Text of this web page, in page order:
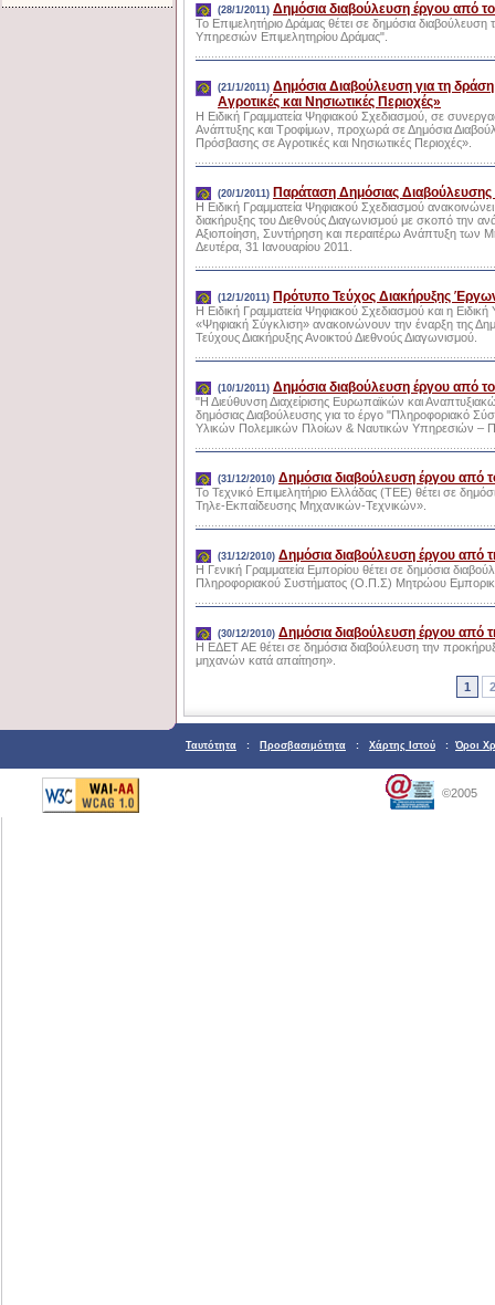
(28/1/2011) Δημόσια διαβούλευση έργου από
Το Επιμελητήριο Δράμας θέτει σε δημόσια
Υπηρεσιών Επιμελητηρίου Δράμας".
(21/1/2011) Δημόσια Διαβούλευση για τη
Αγροτικές και Νησιωτικές Περιοχές»
Η Ειδική Γραμματεία Ψηφιακού Σχεδιασμού, σε
Ανάπτυξης και Τροφίμων, προχωρά σε Δημόσια
Πρόσβασης σε Αγροτικές και Νησιωτικές Περιοχές».
(20/1/2011) Παράταση Δημόσιας
Η Ειδική Γραμματεία Ψηφιακού Σχεδιασμού
διακήρυξης του Διεθνούς Διαγωνισμού με σκοπό την
Αξιοποίηση, Συντήρηση και περαιτέρω Ανάπτυξη των
Δευτέρα, 31 Ιανουαρίου 2011.
(12/1/2011) Πρότυπο Τεύχος Διακήρυξης
Η Ειδική Γραμματεία Ψηφιακού Σχεδιασμού και η
«Ψηφιακή Σύγκλιση» ανακοινώνουν την έναρξη της
Τεύχους Διακήρυξης Ανοικτού Διεθνούς Διαγωνισμού.
(10/1/2011) Δημόσια διαβούλευση έργου από
"Η Διεύθυνση Διαχείρισης Ευρωπαϊκών και
δημόσιας Διαβούλευσης για το έργο "Πληροφοριακό
Υλικών Πολεμικών Πλοίων & Ναυτικών Υπηρεσιών –
(31/12/2010) Δημόσια διαβούλευση έργου από
Το Τεχνικό Επιμελητήριο Ελλάδας (ΤΕΕ) θέτει σε
Τηλε-Εκπαίδευσης Μηχανικών-Τεχνικών».
(31/12/2010) Δημόσια διαβούλευση έργου από
Η Γενική Γραμματεία Εμπορίου θέτει σε δημόσια
Πληροφοριακού Συστήματος (Ο.Π.Σ) Μητρώου
(30/12/2010) Δημόσια διαβούλευση έργου από
Η ΕΔΕΤ ΑΕ θέτει σε δημόσια διαβούλευση την
μηχανών κατά απαίτηση».
1
2
Ταυτότητα : Προσβασιμότητα : Χάρτης Ιστού : Όροι
©2005